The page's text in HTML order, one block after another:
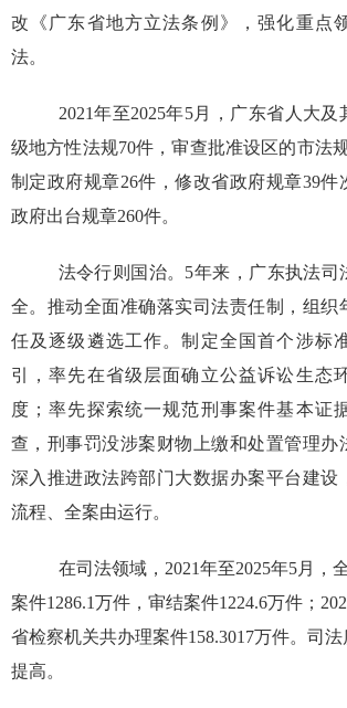
改《广东省地方立法条例》，强化重点
法。
2021年至2025年5月，广东省人大
级地方性法规70件，审查批准设区的市法
制定政府规章26件，修改省政府规章39件
政府出台规章260件。
法令行则国治。5年来，广东执法司
全。推动全面准确落实司法责任制，组织
任及逐级遴选工作。制定全国首个涉标
引，率先在省级层面确立公益诉讼生态
度；率先探索统一规范刑事案件基本证
查，刑事罚没涉案财物上缴和处置管理办
深入推进政法跨部门大数据办案平台建设
流程、全案由运行。
在司法领域，2021年至2025年5月，
案件1286.1万件，审结案件1224.6万件；
省检察机关共办理案件158.3017万件。司
提高。